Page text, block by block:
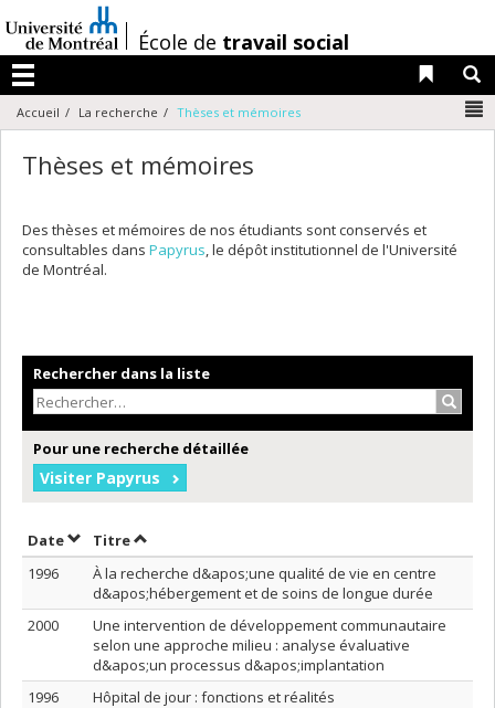
au
contenu
/École de travail social
Menu
Liens
Accueil La recherche Thèses et mémoires
Thèses et mémoires
Des thèses et mémoires de nos étudiants sont conservés et
consultables dans Papyrus, le dépôt institutionnel de l'Université
de Montréal.
Rechercher dans la liste
Pour une recherche détaillée
Visiter Papyrus
DateTrier par date en ordre décroissant
TitreTrier par titre en ordre décroissant
1996
À la recherche d&apos;une qualité de vie en centre
d&apos;hébergement et de soins de longue durée
2000
Une intervention de développement communautaire
selon une approche milieu : analyse évaluative
d&apos;un processus d&apos;implantation
1996
Hôpital de jour : fonctions et réalités